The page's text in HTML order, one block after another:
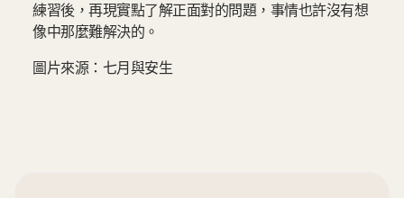
練習後，再現實點了解正面對的問題，事情也許沒有想
像中那麼難解決的。
圖片來源：七月與安生